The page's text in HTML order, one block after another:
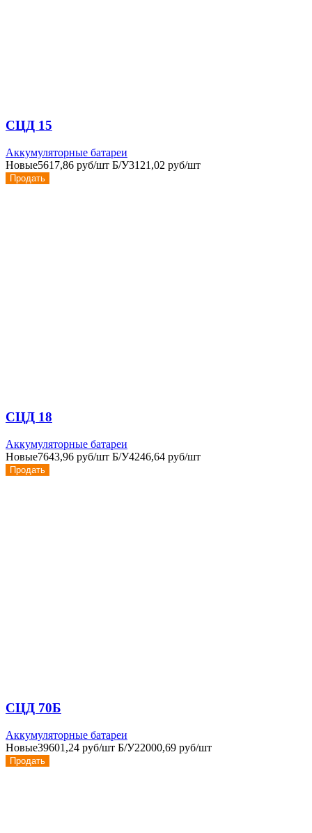
СЦД 15
Аккумуляторные батареи
Новые5617,86 руб/шт Б/У3121,02 руб/шт
Продать
СЦД 18
Аккумуляторные батареи
Новые7643,96 руб/шт Б/У4246,64 руб/шт
Продать
СЦД 70Б
Аккумуляторные батареи
Новые39601,24 руб/шт Б/У22000,69 руб/шт
Продать